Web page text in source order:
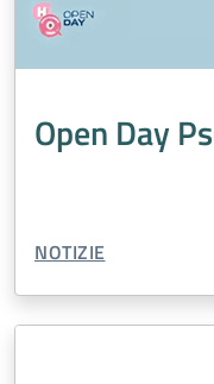
Open Day
TIPO CONTENUTO:
NOTIZIE